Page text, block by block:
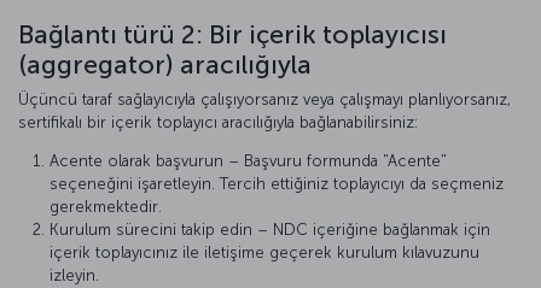
Bağlantı türü 2: Bir içerik toplayıcısı
(aggregator) aracılığıyla
Üçüncü taraf sağlayıcıyla çalışıyorsanız veya çalışmayı planlıyorsanız,
sertifikalı bir içerik toplayıcı aracılığıyla bağlanabilirsiniz:
Acente olarak başvurun – Başvuru formunda "Acente"
seçeneğini işaretleyin. Tercih ettiğiniz toplayıcıyı da seçmeniz
gerekmektedir.
Kurulum sürecini takip edin – NDC içeriğine bağlanmak için
içerik toplayıcınız ile iletişime geçerek kurulum kılavuzunu
izleyin.